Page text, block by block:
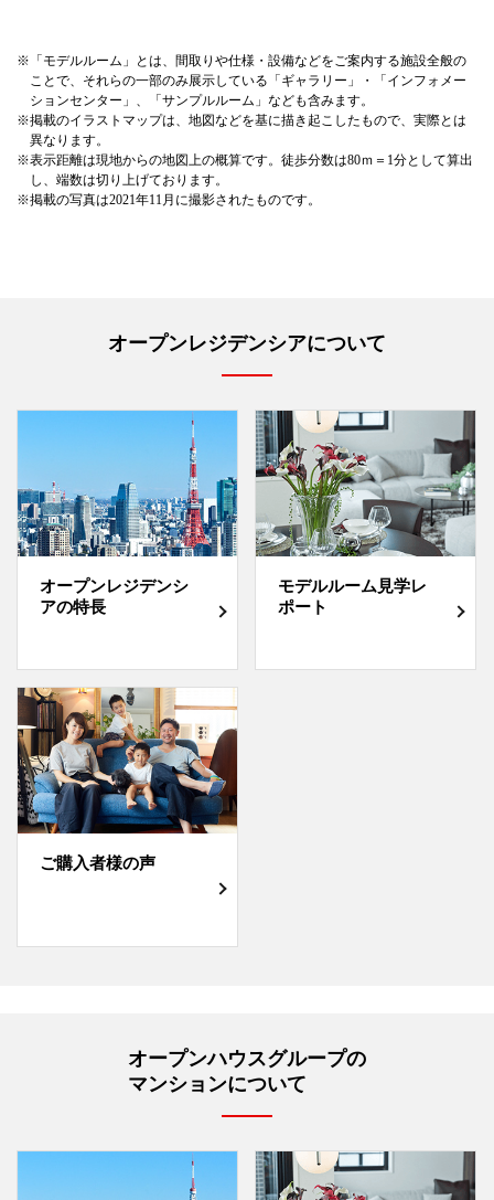
※ 「モデルルーム」とは、間取りや仕様・設備などをご案内する施設全般の
ことで、それらの⼀部のみ展⽰している「ギャラリー」・「インフォメー
ションセンター」、「サンプルルーム」なども含みます。
※掲載のイラストマップは、地図などを基に描き起こしたもので、実際とは
異なります。
※表示距離は現地からの地図上の概算です。徒歩分数は80ｍ＝1分として算出
し、端数は切り上げております。
※掲載の写真は2021年11月に撮影されたものです。
オープンレジデンシアについて
オープンレジデンシ
アの特長
モデルルーム見学レ
ポート
ご購入者様の声
オープンハウスグループの
マンションについて